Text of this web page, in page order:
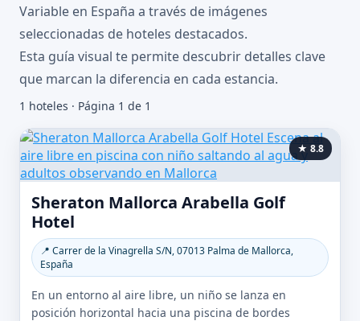
Variable en España a través de imágenes
seleccionadas de hoteles destacados.
Esta guía visual te permite descubrir detalles clave
que marcan la diferencia en cada estancia.
1 hoteles · Página 1 de 1
★ 8.8
Sheraton Mallorca Arabella Golf
Hotel
📍 Carrer de la Vinagrella S/N, 07013 Palma de Mallorca,
España
En un entorno al aire libre, un niño se lanza en
posición horizontal hacia una piscina de bordes